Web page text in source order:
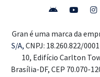
Gran é uma marca da
S/A, CNPJ: 18.260.822/
10, Edifício Carlton
Brasília-DF, CEP 70.070-